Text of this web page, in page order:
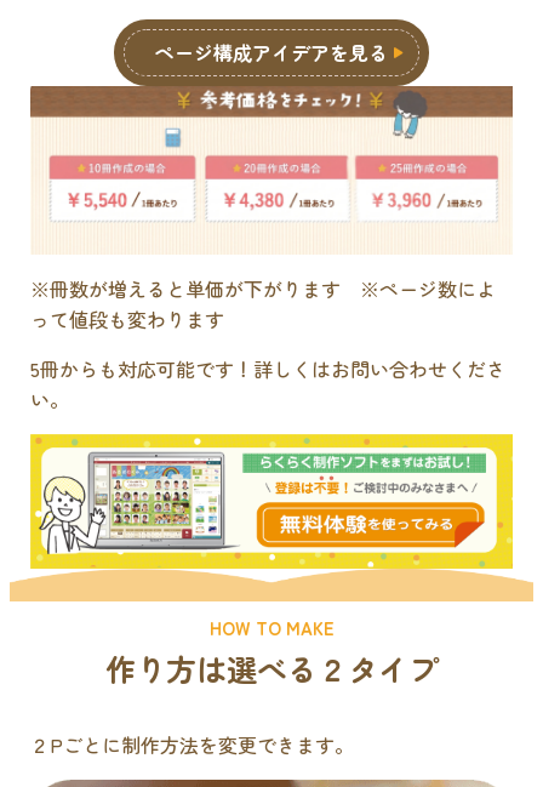
ページ構成アイデアを見る
※冊数が増えると単価が下がります ※ページ数によ
って値段も変わります
5冊からも対応可能です！詳しくはお問い合わせくださ
い。
HOW TO MAKE
作り方は選べる２タイプ
２Pごとに制作方法を変更できます。